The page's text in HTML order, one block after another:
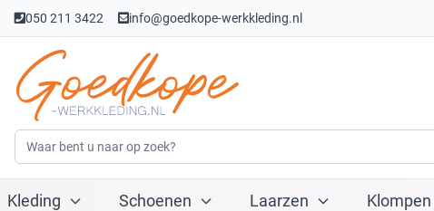
050 211 3422 info@goedkope-werkkleding.nl
Kleding Schoenen Laarzen Klompen